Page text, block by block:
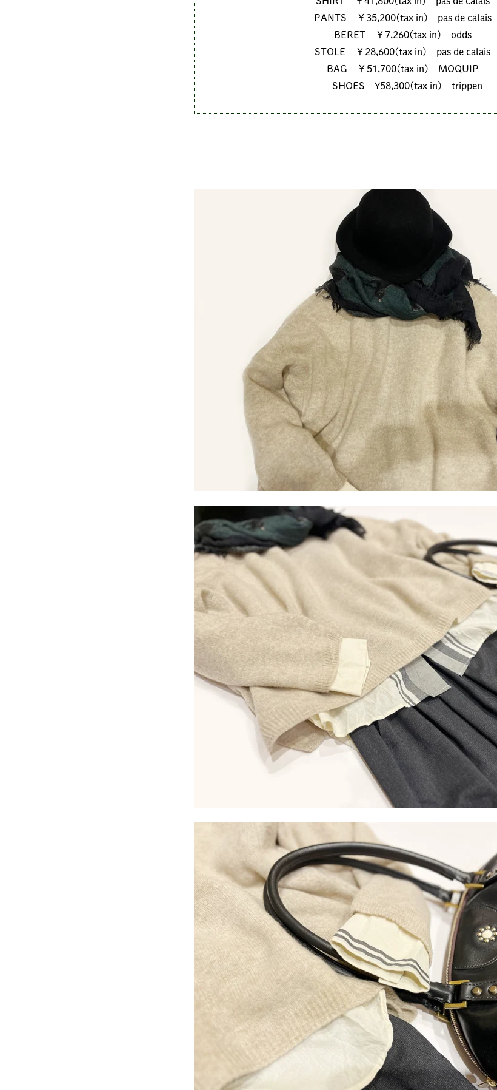
PANTS ￥35,200(tax in) pas de calais
BERET ￥7,260(tax in) odds
STOLE ￥28,600(tax in) pas de calais
BAG ￥51,700(tax in) MOQUIP
SHOES ¥58,300(tax in) trippen